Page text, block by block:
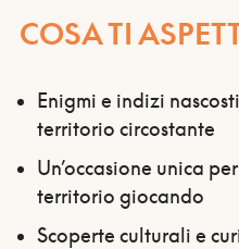
COSA TI
Enigmi e indizi
territorio circostante
Un’occasione unica
territorio giocando
Scoperte culturali e